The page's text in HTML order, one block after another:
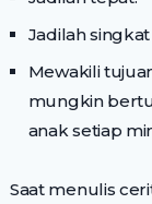
Jadilah
Mewakili
mungkin
anak setiap
Saat menulis